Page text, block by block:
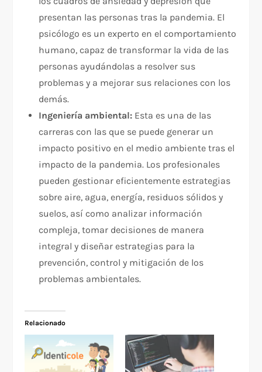
presentan las personas tras la pandemia. El
psicólogo es un experto en el comportamiento
humano, capaz de transformar la vida de las
personas ayudándolas a resolver sus
problemas y a mejorar sus relaciones con los
demás.
Ingeniería ambiental: Esta es una de las
carreras con las que se puede generar un
impacto positivo en el medio ambiente tras el
impacto de la pandemia. Los profesionales
pueden gestionar eficientemente estrategias
sobre aire, agua, energía, residuos sólidos y
suelos, así como analizar información
compleja, tomar decisiones de manera
integral y diseñar estrategias para la
prevención, control y mitigación de los
problemas ambientales.
Relacionado